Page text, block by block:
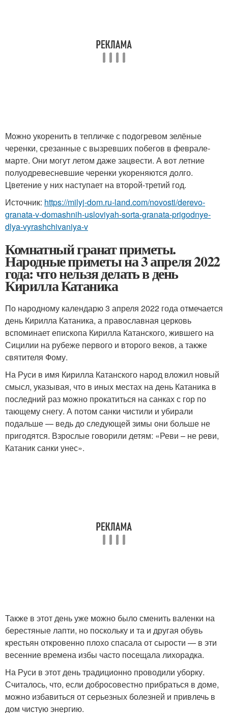
Можно укоренить в тепличке с подогревом зелёные
черенки, срезанные с вызревших побегов в феврале-
марте. Они могут летом даже зацвести. А вот летние
полуодревесневшие черенки укореняются долго.
Цветение у них наступает на второй-третий год.
Источник: https://milyj-dom.ru-land.com/novosti/derevo-
granata-v-domashnih-usloviyah-sorta-granata-prigodnye-
dlya-vyrashchivaniya-v
Комнатный гранат приметы.
Народные приметы на 3 апреля 2022
года: что нельзя делать в день
Кирилла Катаника
По народному календарю 3 апреля 2022 года отмечается
день Кирилла Катаника, а православная церковь
вспоминает епископа Кирилла Катанского, жившего на
Сицилии на рубеже первого и второго веков, а также
святителя Фому.
На Руси в имя Кирилла Катанского народ вложил новый
смысл, указывая, что в иных местах на день Катаника в
последний раз можно прокатиться на санках с гор по
тающему снегу. А потом санки чистили и убирали
подальше — ведь до следующей зимы они больше не
пригодятся. Взрослые говорили детям: «Реви – не реви,
Катаник санки унес».
Также в этот день уже можно было сменить валенки на
берестяные лапти, но поскольку и та и другая обувь
крестьян откровенно плохо спасала от сырости — в эти
весенние времена избы часто посещала лихорадка.
На Руси в этот день традиционно проводили уборку.
Считалось, что, если добросовестно прибраться в доме,
можно избавиться от серьезных болезней и привлечь в
дом чистую энергию.